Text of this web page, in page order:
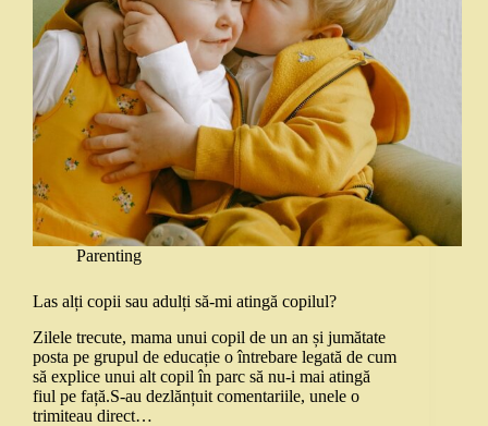
Parenting
Las alți copii sau adulți să-mi atingă copilul?
Zilele trecute, mama unui copil de un an și jumătate
posta pe grupul de educație o întrebare legată de cum
să explice unui alt copil în parc să nu-i mai atingă
fiul pe față.S-au dezlănțuit comentariile, unele o
trimiteau direct…